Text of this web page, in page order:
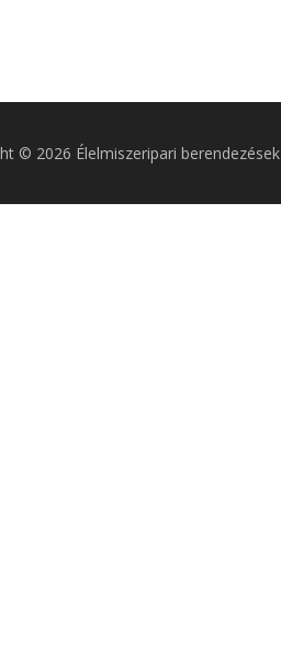
© 2026 Élelmiszeripari berendezések